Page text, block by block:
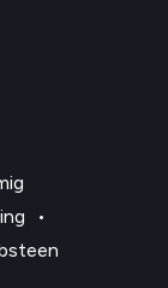
Facebook
•